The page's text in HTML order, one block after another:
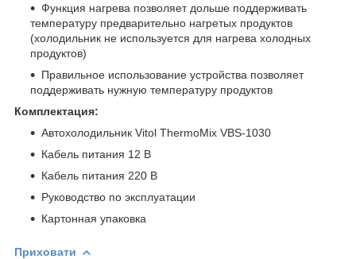
Функция нагрева позволяет дольше поддерживать
температуру предварительно нагретых продуктов
(холодильник не используется для нагрева холодных
продуктов)
Правильное использование устройства позволяет
поддерживать нужную температуру продуктов
Комплектация:
Автохолодильник Vitol ThermoMix VBS-1030
Кабель питания 12 В
Кабель питания 220 В
Руководство по эксплуатации
Картонная упаковка
Приховати